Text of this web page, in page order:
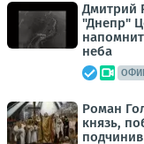
Дмитрий
"Днепр"
неба
Роман
князь,